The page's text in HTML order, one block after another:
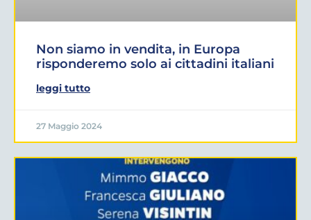
Non siamo in vendita, in Europa
risponderemo solo ai cittadini italiani
leggi tutto
27 Maggio 2024